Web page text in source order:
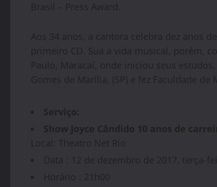
Brasil – Press Award.
Aos 34 anos, a cantora celebra dez anos
primeiro CD. Sua a vida musical, porém,
Paulo, Maracaí, onde iniciou seus
Gomes de Marília, (SP) e fez Faculdade de
Serviço:
Show Joyce Cândido 10 anos de
Local: Theatro Net Rio
Data : 12 de dezembro de 2017, terça-
Horário : 21h00